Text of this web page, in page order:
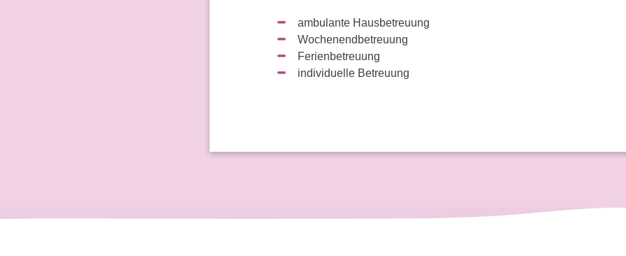
ambulante Hausbetreuung
Wochenendbetreuung
Ferienbetreuung
individuelle Betreuung